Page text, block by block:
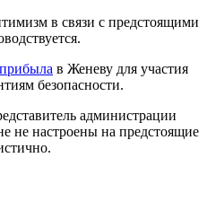
в связи с предстоящими
прибыла в Женеву для участия
безопасности.
администрации
не настроены на предстоящие